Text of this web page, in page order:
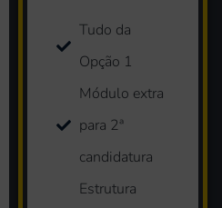
Tudo da
Opção 1
Módulo extra
para 2ª
candidatura
Estrutura